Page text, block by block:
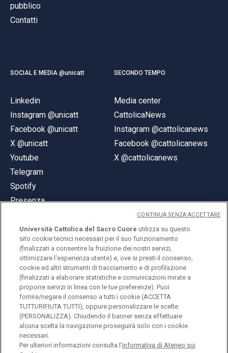
pubblico
Contatti
SOCIAL E MEDIA @unicatt
Linkedin
Instagram @unicatt
Facebook @unicatt
X @unicatt
Youtube
Telegram
Spotify
Presenza
SECONDO TEMPO
Media center
CattolicaNews
Instagram @cattolicanews
Facebook @cattolicanews
X @cattolicanews
© Università Cattolica del Sacro Cuore
Largo A. Gemelli 1, 20123 Milano
PI 02133120150
ENGLISH
Università Cattolica del Sacro Cuore utilizza su questo
sito cookie tecnici necessari per il suo funzionamento
(finalizzati a consentire la fruizione dei nostri servizi,
ottimizzare l'esperienza utente) e, ove si presti il consenso,
cookie ed altri strumenti di tracciamento e di profilazione
(finalizzati a elaborare statistiche e comunicazioni mirate a
proporre servizi in linea con le tue preferenze). Puoi
fornire/negare il consenso a tutti i cookie (ACCETTA
TUTTI/RIFIUTA TUTTI), oppure personalizzare le scelte
(PERSONALIZZA). Chiudendo il banner senza effettuare
alcuna scelta la navigazione proseguirà solo con i cookie
necessari.
Per ulteriori informazioni consulta l'informativa di Ateneo sui
CONTINUA SENZA ACCETTARE